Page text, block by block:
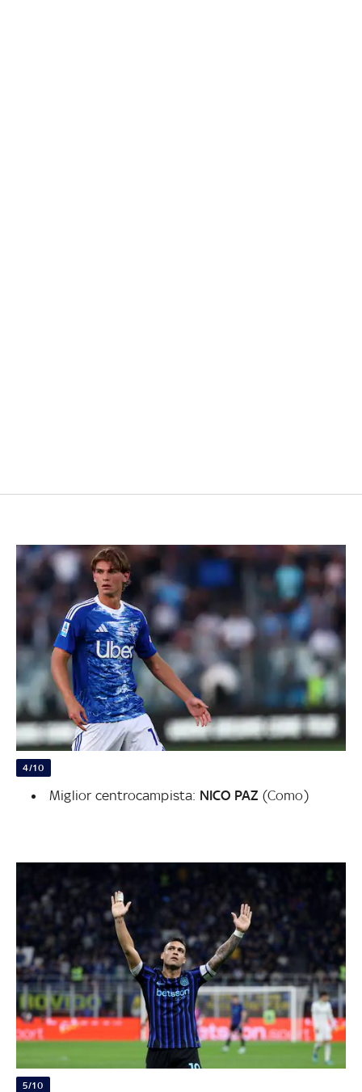
4/10
Miglior centrocampista: NICO PAZ (Como)
5/10